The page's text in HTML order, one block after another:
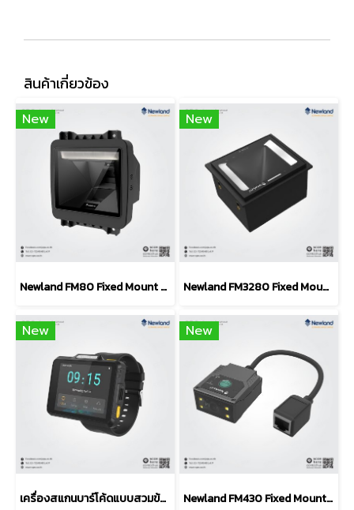
สินค้าเกี่ยวข้อง
New
Newland FM80 Fixed Mount Barcode Scanner (POS / Kiosk)
New
Newland FM3280 Fixed Mount Barcode Scanner (Self-Service)
New
เครื่องสแกนบาร์โค้ดแบบสวมข้อมือ Newland WD1 Wearable Scanner
New
Newland FM430 Fixed Mount Barcode Scanner (1D / 2D)